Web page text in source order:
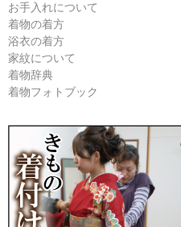
お手入れについて
着物の着方
浴衣の着方
家紋について
着物辞典
着物フォトブック